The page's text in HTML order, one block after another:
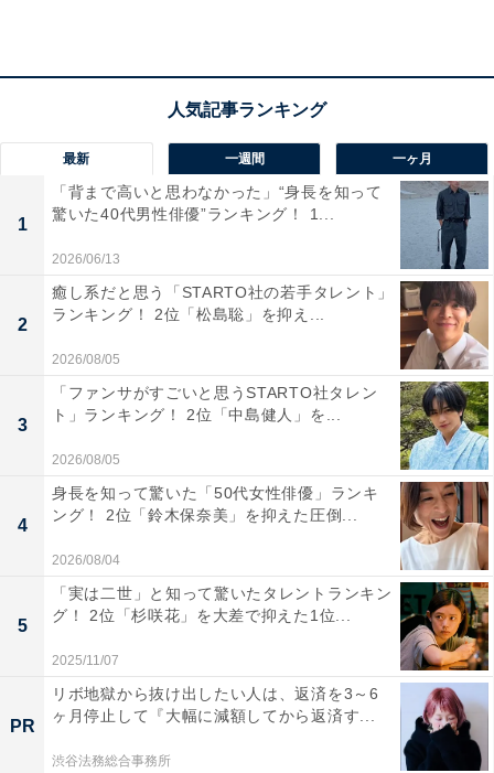
に近い平均生活費ということになります。
回答者に、実家を出る予定について聞くと「ない」とし
「現在、統合失調症を患っており親の助けが必要なこ
と。今後も障がい者雇用枠で仕事を探そうと考えてお
また、恋愛や結婚願望については「低年収のため、かつ
統合失調症のため女性はあきらめている」と話してくれ
ました。
最新 一週間 一ヶ月
1
「背まで高いと思わなかった」“身長を知って
驚いた40代男性俳優”ランキング！ 1...
2026/06/13
2
癒し系だと思う「STARTO社の若手タレント」
ランキング！ 2位「松島聡」を抑え...
2026/08/05
3
「ファンサがすごいと思うSTARTO社タレン
ト」ランキング！ 2位「中島健人」を...
2026/08/05
4
身長を知って驚いた「50代女性俳優」ランキ
ング！ 2位「鈴木保奈美」を抑えた圧倒...
2026/08/04
5
「実は二世」と知って驚いたタレントランキン
グ！ 2位「杉咲花」を大差で抑えた1位...
2025/11/07
PR
リボ地獄から抜け出したい人は、返済を3～6
ヶ月停止して『大幅に減額してから返済す...
渋谷法務総合事務所